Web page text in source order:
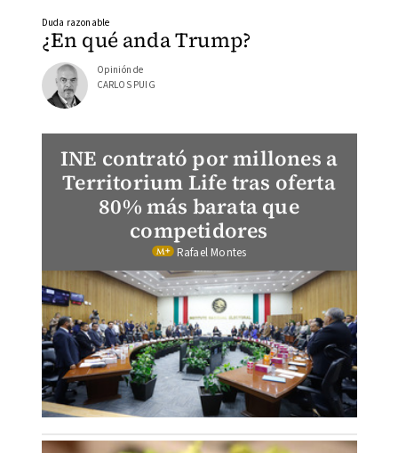
¿En qué anda Trump?
Duda razonable
Opinión de
CARLOS PUIG
INE contrató por millones a
Territorium Life tras oferta
80% más barata que
competidores
Rafael Montes